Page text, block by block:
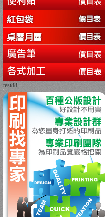
test88